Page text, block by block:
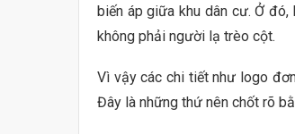
biến áp giữa khu dân cư. Ở
không phải người lạ trèo cột.
Vì vậy các chi tiết như logo
Đây là những thứ nên chốt rõ